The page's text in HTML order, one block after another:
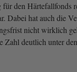
für den Härtefallfonds
Dabei hat auch die
nicht wirklich
Zahl deutlich unter den